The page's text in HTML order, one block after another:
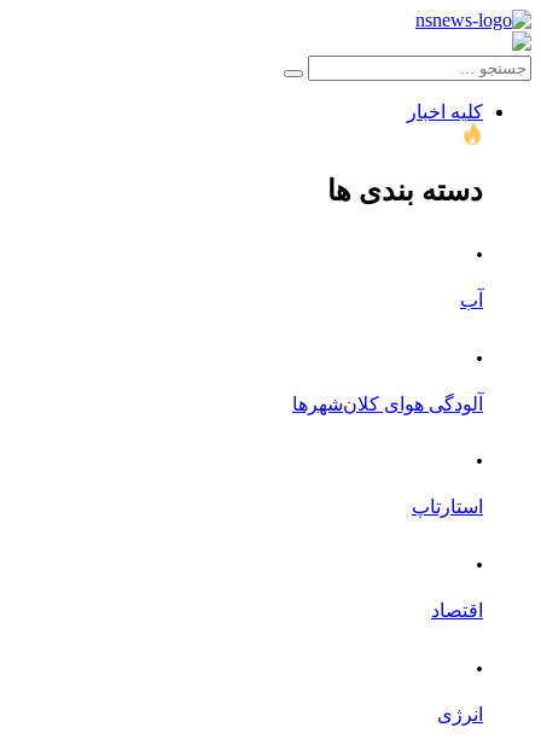
کلیه اخبار
دسته بندی ها
.
آب
.
آلودگی هوای کلان‌شهرها
.
استارتاپ
.
اقتصاد
.
انرژی